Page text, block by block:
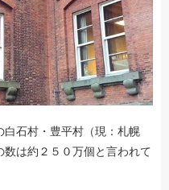
石村・豊平村（現：札幌
は約２５０万個と言われて